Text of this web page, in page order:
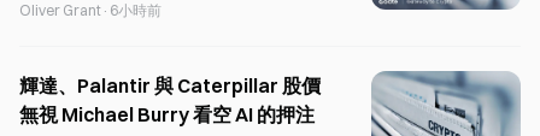
Oliver Grant · 6小時前
輝達、Palantir 與 Caterpillar 股價
無視 Michael Burry 看空 AI 的押注